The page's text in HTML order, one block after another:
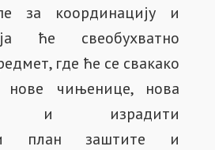
за координацију и
ће свеобухватно
где ће се свакако
нове чињенице, нова
и израдити
план заштите и